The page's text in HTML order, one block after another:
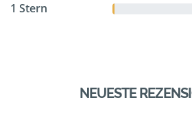
1 Stern
NEUESTE